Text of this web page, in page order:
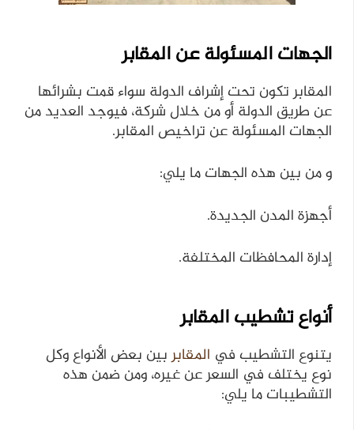
الجهات المسئولة عن المقابر
المقابر تكون تحت إشراف الدولة سواء قمت بشرائها
عن طريق الدولة أو من خلال شركة، فيوجد العديد من
الجهات المسئولة عن تراخيص المقابر.
و من بين هذه الجهات ما يلي:
أجهزة المدن الجديدة.
إدارة المحافظات المختلفة.
أنواع تشطيب المقابر
يتنوع التشطيب في المقابربين بعض الأنواع وكل
نوع يختلف في السعر عن غيره، ومن ضمن هذه
التشطيبات ما يلي: